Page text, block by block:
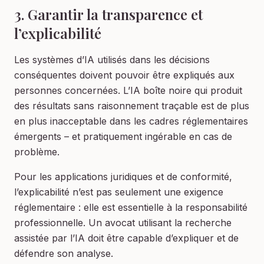
3. Garantir la transparence et
l’explicabilité
Les systèmes d’IA utilisés dans les décisions
conséquentes doivent pouvoir être expliqués aux
personnes concernées. L’IA boîte noire qui produit
des résultats sans raisonnement traçable est de plus
en plus inacceptable dans les cadres réglementaires
émergents – et pratiquement ingérable en cas de
problème.
Pour les applications juridiques et de conformité,
l’explicabilité n’est pas seulement une exigence
réglementaire : elle est essentielle à la responsabilité
professionnelle. Un avocat utilisant la recherche
assistée par l’IA doit être capable d’expliquer et de
défendre son analyse.